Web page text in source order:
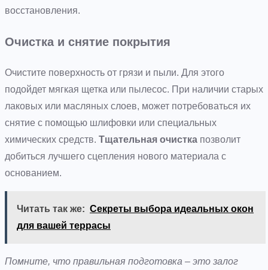
восстановления.
Очистка и снятие покрытия
Очистите поверхность от грязи и пыли. Для этого
подойдет мягкая щетка или пылесос. При наличии старых
лаковых или масляных слоев, может потребоваться их
снятие с помощью шлифовки или специальных
химических средств. Тщательная очистка позволит
добиться лучшего сцепления нового материала с
основанием.
Читать так же: Секреты выбора идеальных окон
для вашей террасы
Помните, что правильная подготовка – это залог